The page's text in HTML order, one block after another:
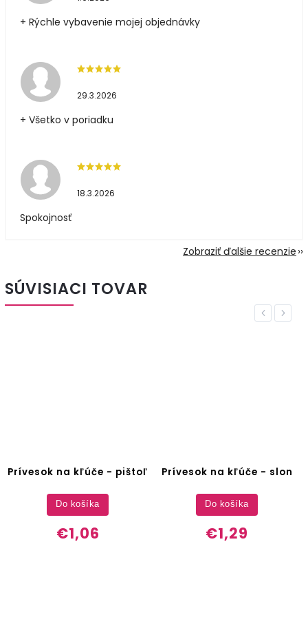
+ Rýchle vybavenie mojej objednávky
29.3.2026
+ Všetko v poriadku
18.3.2026
Spokojnosť
Zobraziť ďalšie recenzie
SÚVISIACI TOVAR
Previous
Prívesok na kľúče - pištoľ
€1,06
Do košíka
Prívesok na kľúče - slon
€1,29
Do košíka
Next